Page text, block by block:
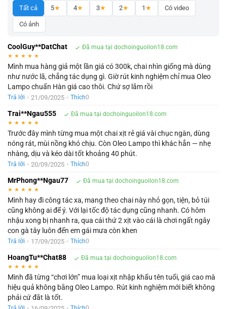
Tất cả 5★ 4★ 3★ 2★ 1 ★ Có video
Có ảnh
CoolGuy**DatChat Đã mua tại dochoinguoilon18.com
★ ★ ★ ★ ★
Mình mua hàng giả một lần giá có 300k, chai nhìn giống mà dùng
như nước lã, chẳng tác dụng gì. Giờ rút kinh nghiệm chỉ mua Oleo
Lampo chuẩn Hàn giá cao thôi. Chứ sợ lắm rồi
Trả lời • 21/09/2025 • Thích0
Trai**Ngau555 Đã mua tại dochoinguoilon18.com
★ ★ ★ ★ ★
Trước đây mình từng mua một chai xịt rẻ giá vài chục ngàn, dùng
nóng rát, mùi nồng khó chịu. Còn Oleo Lampo thì khác hẳn — nhẹ
nhàng, dịu và kéo dài tốt khoảng 40 phút.
Trả lời • 20/09/2025 • Thích0
MrPhong**Ngau77 Đã mua tại dochoinguoilon18.com
★ ★ ★ ★ ★
Mình hay đi công tác xa, mang theo chai này nhỏ gọn, tiện, bỏ túi
cũng không ai để ý. Với lại tốc độ tác dụng cũng nhanh. Có hôm
nhậu xong bị nhanh ra, qua cái thứ 2 xịt vào cái là chơi ngất ngây
con gà tây luôn đến em gái mưa còn khen
Trả lời • 17/09/2025 • Thích0
HoangTu**Chat88 Đã mua tại dochoinguoilon18.com
★ ★ ★ ★ ★
Mình đã từng “chơi lớn” mua loại xịt nhập khẩu tên tuổi, giá cao mà
hiệu quả không bằng Oleo Lampo. Rút kinh nghiệm mới biết không
phải cứ đắt là tốt.